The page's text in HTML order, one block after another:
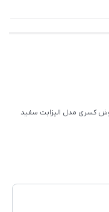
کسری مدل الیزابت سفید